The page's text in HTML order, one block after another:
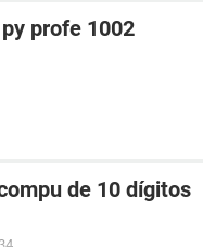
profe 1002
de 10 dígitos